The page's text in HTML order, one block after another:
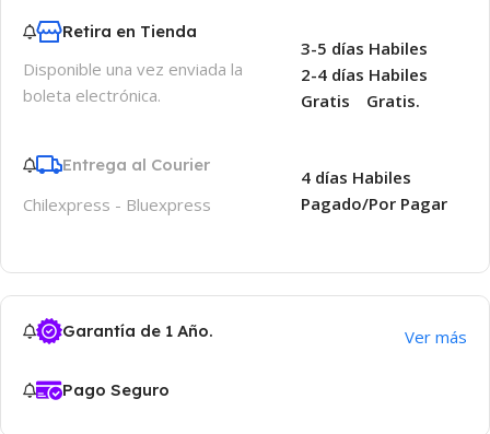
Retira en Tienda
Disponible una vez enviada la
boleta electrónica.
3-5 días Habiles
2-4 días Habiles
Gratis
Gratis.
Entrega al Courier
Chilexpress - Bluexpress
4 días Habiles
Pagado/Por Pagar
Garantía de 1 Año. Ver más
Pago Seguro